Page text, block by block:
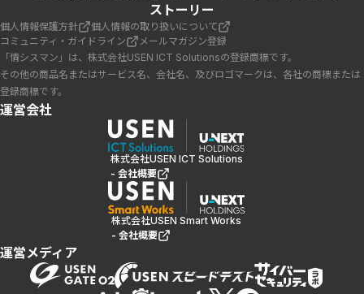
ストーリー
個人情報保護方針
個人情報の取り扱いについて
コミュニティ・ガイドライン
メールマガジン登録
「情シスマン」は、株式会社USEN ICT Solutionsの登録商標です。
その他の商品名またはサービス名、会社名、及びロゴマークは、各社の商標または
登録商標です。
運営会社
株式会社USEN ICT Solutions
- 会社概要
株式会社USEN Smart Works
- 会社概要
運営メディア